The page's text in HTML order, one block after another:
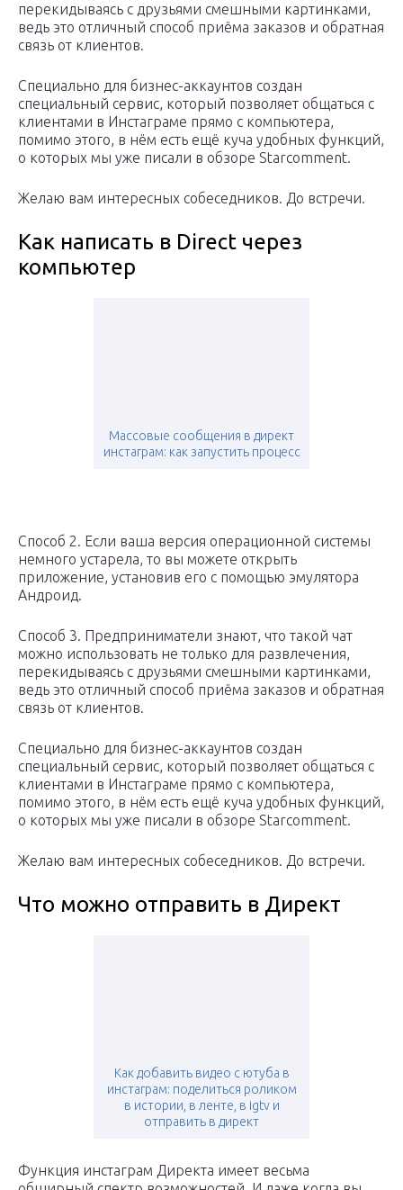
перекидываясь с друзьями смешными картинками,
ведь это отличный способ приёма заказов и обратная
связь от клиентов.
Специально для бизнес-аккаунтов создан
специальный сервис, который позволяет общаться с
клиентами в Инстаграме прямо с компьютера,
помимо этого, в нём есть ещё куча удобных функций,
о которых мы уже писали в обзоре Starcomment.
Желаю вам интересных собеседников. До встречи.
Как написать в Direct через
компьютер
Массовые сообщения в директ
инстаграм: как запустить процесс
Способ 2. Если ваша версия операционной системы
немного устарела, то вы можете открыть
приложение, установив его с помощью эмулятора
Андроид.
Способ 3. Предприниматели знают, что такой чат
можно использовать не только для развлечения,
перекидываясь с друзьями смешными картинками,
ведь это отличный способ приёма заказов и обратная
связь от клиентов.
Специально для бизнес-аккаунтов создан
специальный сервис, который позволяет общаться с
клиентами в Инстаграме прямо с компьютера,
помимо этого, в нём есть ещё куча удобных функций,
о которых мы уже писали в обзоре Starcomment.
Желаю вам интересных собеседников. До встречи.
Что можно отправить в Директ
Как добавить видео с ютуба в
инстаграм: поделиться роликом
в истории, в ленте, в igtv и
отправить в директ
Функция инстаграм Директа имеет весьма